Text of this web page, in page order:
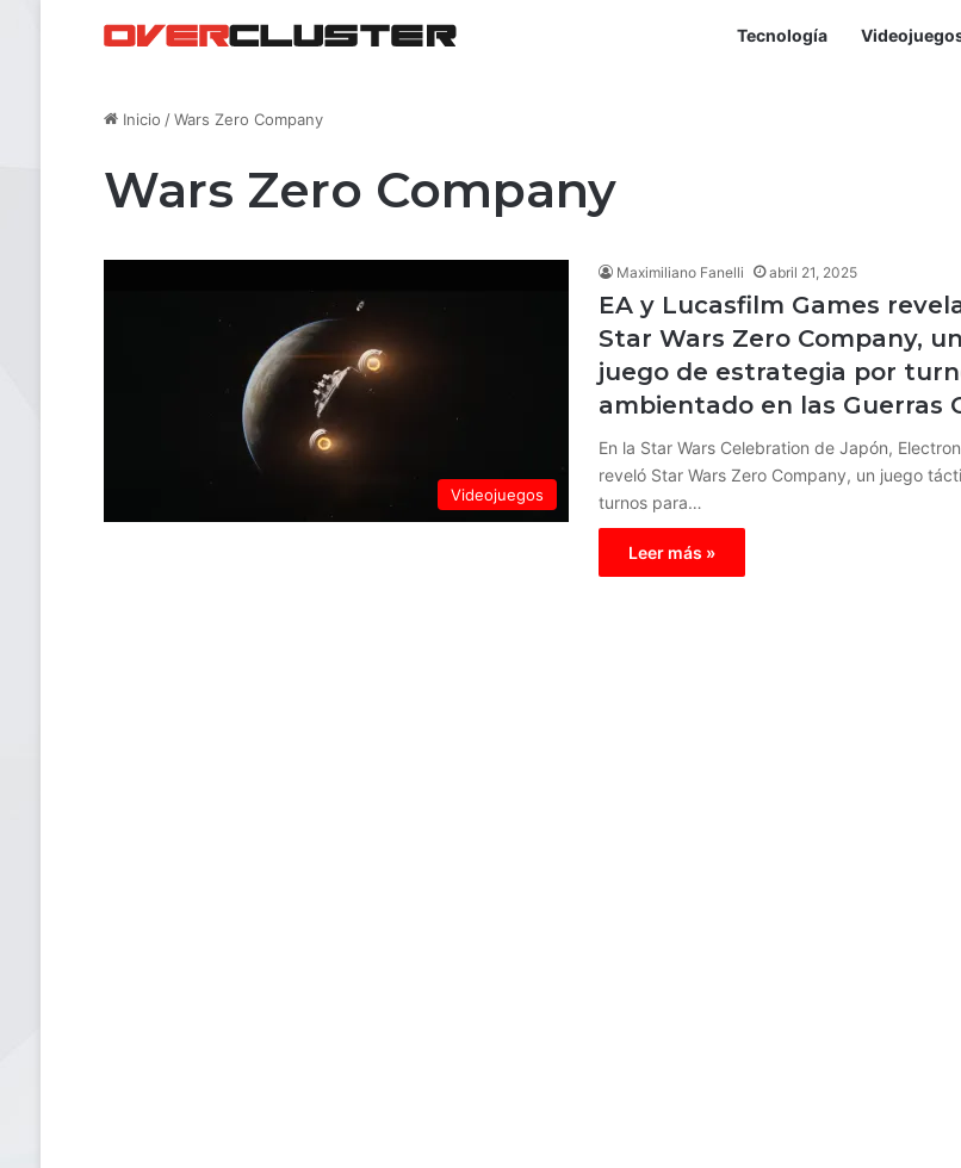
Tecnología
Inicio /Wars Zero Company
Wars Zero Company
Videojuegos
Maximiliano Fanelli abril 21, 2025
EA y Lucasfilm Games
Star Wars Zero Company, un
juego de estrategia por
ambientado en las Guerras
En la Star Wars Celebration de Japón,
reveló Star Wars Zero Company, un juego
turnos para…
Leer más »